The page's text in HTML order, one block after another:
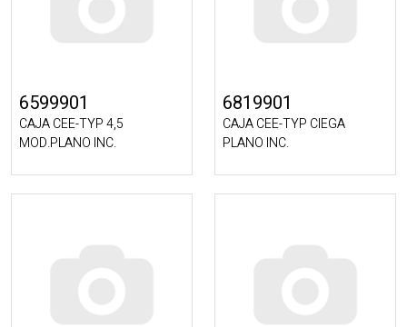
6599901
CAJA CEE-TYP 4,5
MOD.PLANO INC.
6819901
CAJA CEE-TYP CIEGA
PLANO INC.